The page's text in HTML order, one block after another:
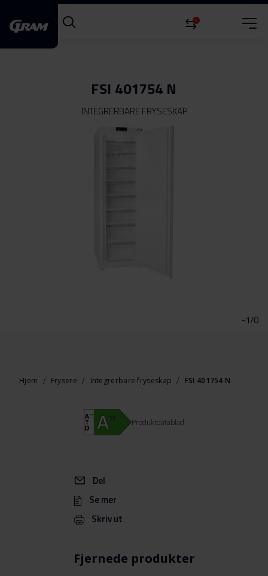
0
FSI 401754 N
INTEGRERBARE FRYSESKAP
-1/0
Hjem Frysere Integrerbare fryseskap FSI 401754 N
Fjernede produkter
Del
Se mer
Skriv ut
Produktdatablad